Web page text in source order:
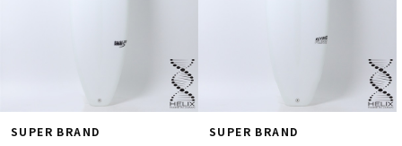
SUPER BRAND SUPER BRAND